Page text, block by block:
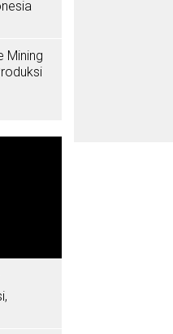
Mining